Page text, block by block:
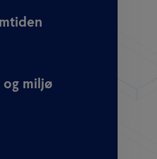
miljø